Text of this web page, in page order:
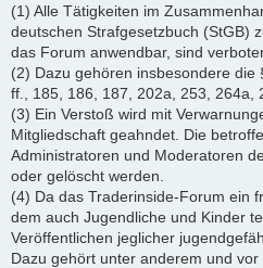
(1) Alle Tätigkeiten im
deutschen Strafgesetzbuch (StGB)
das Forum anwendbar, sind
(2) Dazu gehören insbesondere
ff., 185, 186, 187, 202a, 253, 264a,
(3) Ein Verstoß wird mit
Mitgliedschaft geahndet. Die
Administratoren und Moderatoren
oder gelöscht werden.
(4) Da das Traderinside-Forum ein
dem auch Jugendliche und Kinder
Veröffentlichen jeglicher
Dazu gehört unter anderem und